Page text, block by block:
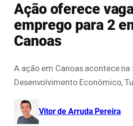
Ação oferece
emprego para 2
Canoas
A ação em Canoas acontece
Desenvolvimento Econômico,
Vitor de Arruda Pereira